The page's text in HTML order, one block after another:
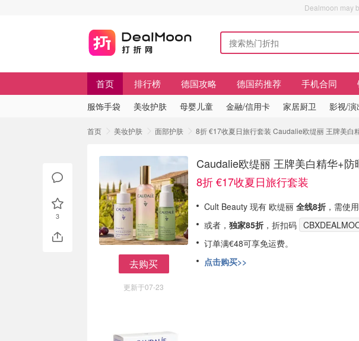
Dealmoon may
首页 排行榜 德国攻略 德国药推荐 手机合同
服饰手袋 美妆护肤 母婴儿童 金融/信用卡 家居厨卫 影视/
首页 美妆护肤 面部护肤 8折 €17收夏日旅行套装 Caudalie欧缇丽 王牌美白
去购买
更新于07-23
Caudalie欧缇丽 王牌美白精华+防
8折 €17收夏日旅行套装
Cult Beauty 现有 欧缇丽 全线8折 ，需使
或者， 独家85折 ，折扣码
订单满€48可享免运费。
点击购买>>
3